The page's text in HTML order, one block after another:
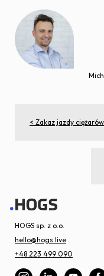
< Zakaz jazdy
HOGS sp. z o.o.
hello@hogs.live
+48 223 499 090